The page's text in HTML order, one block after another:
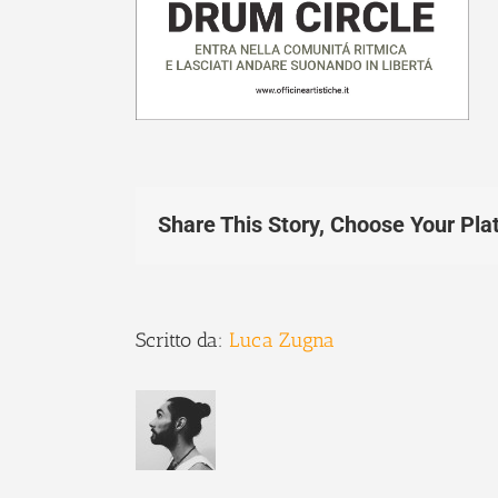
Share This Story, Choose Your
Scritto da: Luca Zugna